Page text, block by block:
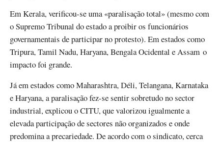
Em Kerala, verificou-se uma «paralisação total» (mesmo com
o Supremo Tribunal do estado a proibir os funcionários
governamentais de participar no protesto). Em estados como
Tripura, Tamil Nadu, Haryana, Bengala Ocidental e Assam o
impacto foi grande.
Já em estados como Maharashtra, Déli, Telangana, Karnataka
e Haryana, a paralisação fez-se sentir sobretudo no sector
industrial, explicou o CITU, que valorizou igualmente a
elevada participação de sectores não organizados e onde
predomina a precariedade. De acordo com o sindicato, cerca